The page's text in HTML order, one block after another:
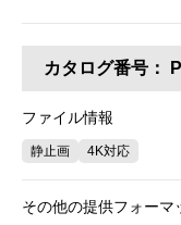
カタログ番号：
ファイル情報
静止画 4K対応
その他の提供フォーマ